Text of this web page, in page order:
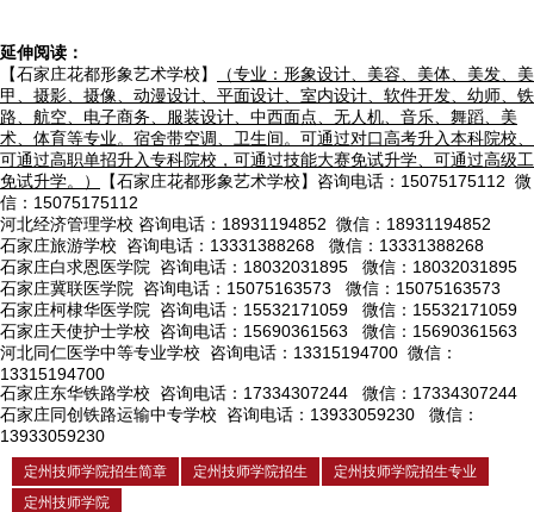
延伸阅读：
【石家庄花都形象艺术学校】
（专业：形象设计、美容、美体、美发、美
甲、摄影、摄像、动漫设计、平面设计、室内设计、软件开发、幼师、铁
路、航空、电子商务、服装设计、中西面点、无人机、音乐、舞蹈、美
术、体育等专业。宿舍带空调、卫生间。可通过对口高考升入本科院校、
可通过高职单招升入专科院校，可通过技能大赛免试升学、可通过高级工
免试升学。）
【石家庄花都形象艺术学校】咨询电话：15075175112 微
信：15075175112
河北经济管理学校 咨询电话：18931194852 微信：18931194852
石家庄旅游学校 咨询电话：13331388268 微信：13331388268
石家庄白求恩医学院 咨询电话：18032031895 微信：18032031895
石家庄冀联医学院 咨询电话：15075163573 微信：15075163573
石家庄柯棣华医学院 咨询电话：15532171059 微信：15532171059
石家庄天使护士学校 咨询电话：15690361563 微信：15690361563
河北同仁医学中等专业学校 咨询电话：13315194700 微信：
13315194700
石家庄东华铁路学校 咨询电话：17334307244 微信：17334307244
石家庄同创铁路运输中专学校 咨询电话：13933059230 微信：
13933059230
定州技师学院招生简章 定州技师学院招生
定州技师学院招生专业
定州技师学院